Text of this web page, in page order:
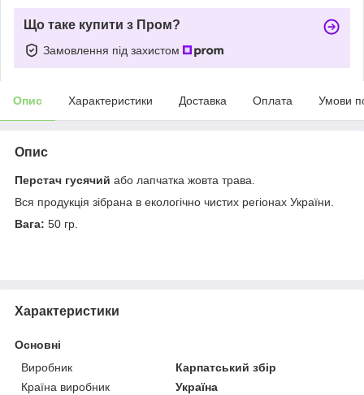
Що таке купити з Пром?
Замовлення під захистом
Опис Характеристики Доставка Оплата Умови
Опис
Перстач гусячий або лапчатка жовта трава.
Вся продукція зібрана в екологічно чистих регіонах України.
Вага: 50 гр.
Характеристики
Основні
Виробник
Карпатський збір
Країна виробник
Україна